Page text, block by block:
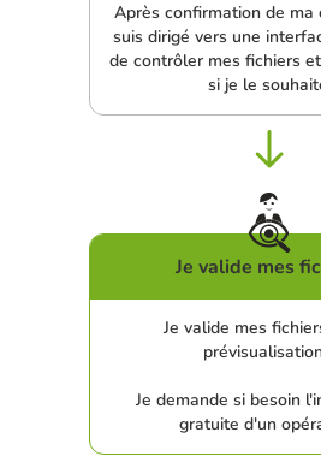
Après confirmation de ma
suis dirigé vers une
de contrôler mes fichiers
si je le
Je valide mes
Je valide mes
Je demande si besoin
gratuite d'un